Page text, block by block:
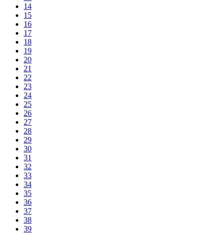
14
15
16
17
18
19
20
21
22
23
24
25
26
27
28
29
30
31
32
33
34
35
36
37
38
39